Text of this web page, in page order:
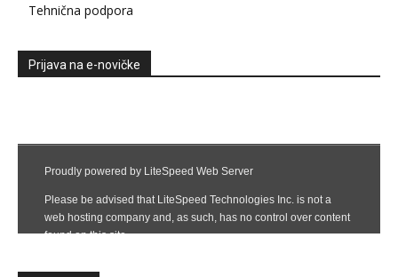
Tehnična podpora
Prijava na e-novičke